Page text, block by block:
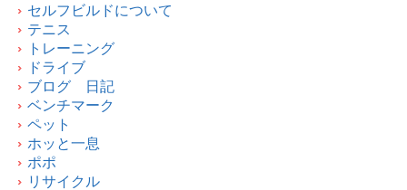
セルフビルドについて
テニス
トレーニング
ドライブ
ブログ 日記
ベンチマーク
ペット
ホッと一息
ポポ
リサイクル